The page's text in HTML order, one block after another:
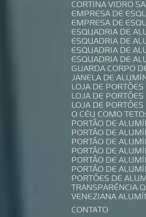
CORTINA VIDRO
EMPRESA DE
EMPRESA DE
ESQUADRIA DE
ESQUADRIA DE
ESQUADRIA DE
ESQUADRIA DE
GUARDA CORPO
JANELA DE
LOJA DE
LOJA DE
LOJA DE
O CÉU COMO
PORTÃO DE
PORTÃO DE
PORTÃO DE
PORTÃO DE
PORTÃO DE
PORTÃO DE
PORTÕES DE
TRANSPARÊNCIA
VENEZIANA
CONTATO